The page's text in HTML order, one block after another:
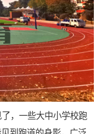
，一些大中小学校跑